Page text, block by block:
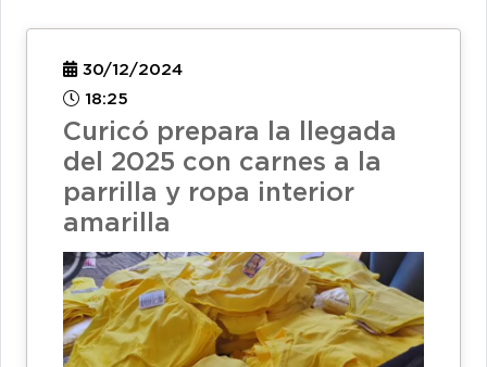
30/12/2024
18:25
Curicó prepara la llegada
del 2025 con carnes a la
parrilla y ropa interior
amarilla